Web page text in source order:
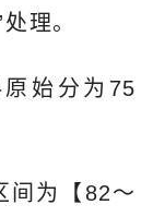
理。
始分为75
间为【82～